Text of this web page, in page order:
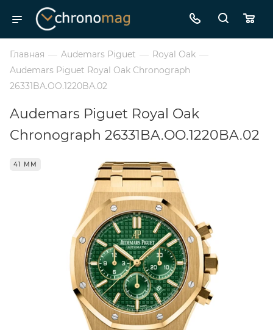
Главная — Audemars Piguet — Royal Oak —
Audemars Piguet Royal Oak Chronograph
26331BA.OO.1220BA.02
Audemars Piguet Royal Oak
Chronograph 26331BA.OO.1220BA.02
41 ММ